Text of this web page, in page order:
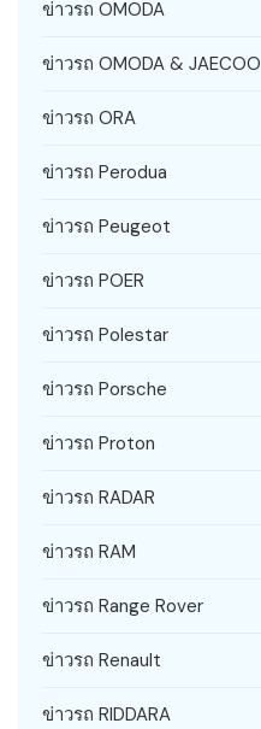
ข่าวรถ OMODA
ข่าวรถ OMODA & JAECOO
ข่าวรถ ORA
ข่าวรถ Perodua
ข่าวรถ Peugeot
ข่าวรถ POER
ข่าวรถ Polestar
ข่าวรถ Porsche
ข่าวรถ Proton
ข่าวรถ RADAR
ข่าวรถ RAM
ข่าวรถ Range Rover
ข่าวรถ Renault
ข่าวรถ RIDDARA